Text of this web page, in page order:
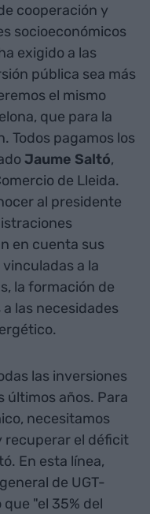
cooperación y
socioeconómicos
exigido a las
pública sea más
el mismo
que para la
Todos pagamos los
Jaume Saltó,
de Lleida.
al presidente
en cuenta sus
a la
la formación de
las necesidades
las inversiones
últimos años. Para
necesitamos
recuperar el déficit
En esta línea,
de UGT-
"el 35% del